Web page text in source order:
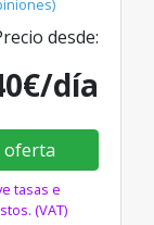
desde:
día
oferta
tasas e
(VAT)